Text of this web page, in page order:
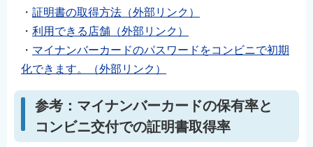
・ 証明書の取得方法（外部リンク）
・ 利用できる店舗（外部リンク）
・ マイナンバーカードのパスワードをコンビニで初期
化できます。（外部リンク）
参考：マイナンバーカードの保有率と
コンビニ交付での証明書取得率